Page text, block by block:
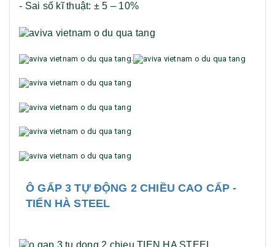
- Sai số kĩ thuật: ± 5 – 10%
.
Ô GẤP 3 TỰ ĐỘNG 2 CHIỀU CAO CẤP -
TIẾN HÀ STEEL